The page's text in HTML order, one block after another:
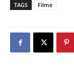
TAGS Filme